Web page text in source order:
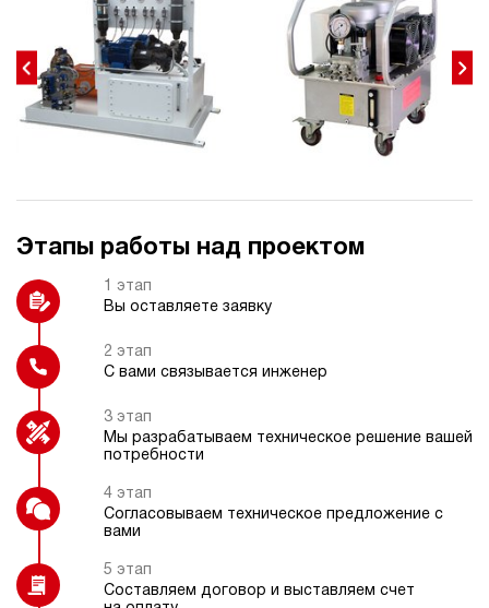
Датчик уровня Подогрев рабочей жидкости
Частотный преобразователь Регулятор расхода
исполнение
загрязнения
Этапы работы над проектом
1 этап
Вы оставляете заявку
2 этап
С вами связывается инженер
3 этап
Мы разрабатываем техническое решение вашей
потребности
4 этап
Согласовываем техническое предложение с
вами
5 этап
Составляем договор и выставляем счет